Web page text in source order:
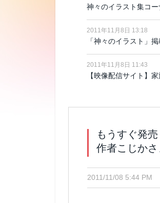
神々のイラスト集コー
2011年11月8日 13:18
「神々のイラスト」
2011年11月8日 11:43
【映像配信サイト】
もうすぐ発
作者こじか
2011/11/08 5:44 PM